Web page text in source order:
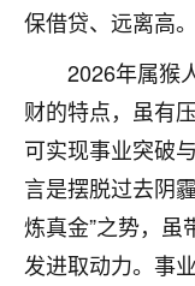
保借贷、远离高。
2026年属猴
财的特点，虽有
可实现事业突破
言是摆脱过去阴
炼真金”之势，
发进取动力。事